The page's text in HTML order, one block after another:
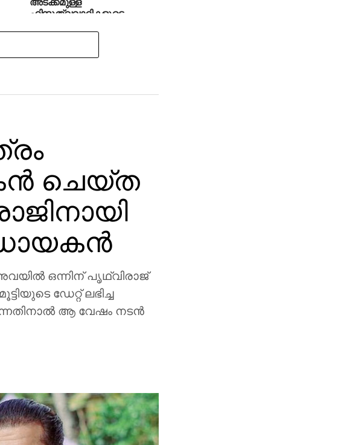
ഹിന്ദുത്വവാദികളുടെ
ചെയ്ത
ഒന്നിന് പൃഥ്വിരാജ്
ഡേറ്റ് ലഭിച്ച
ആ വേഷം നടന്‍